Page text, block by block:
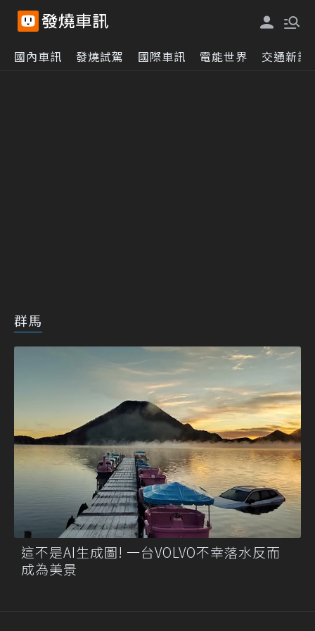
國內車訊 發燒試駕 國際車訊 電能世界 交通新訊
群馬
這不是AI生成圖! 一台VOLVO不幸落水反而
成為美景